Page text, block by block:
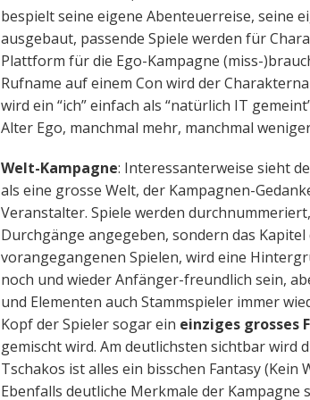
bespielt seine eigene Abenteuerreise, seine
ausgebaut, passende Spiele werden für
Plattform für die Ego-Kampagne (miss-
Rufname auf einem Con wird der
wird ein “ich” einfach als “natürlich IT
Alter Ego, manchmal mehr, manchmal
Welt-Kampagne: Interessanterweise sieht
als eine grosse Welt, der Kampagnen-
Veranstalter. Spiele werden
Durchgänge angegeben, sondern das
vorangegangenen Spielen, wird eine
noch und wieder Anfänger-freundlich sein,
und Elementen auch Stammspieler immer
Kopf der Spieler sogar ein einziges grosses
gemischt wird. Am deutlichsten sichtbar wird
Tschakos ist alles ein bisschen Fantasy (Kein
Ebenfalls deutliche Merkmale der Kampagne